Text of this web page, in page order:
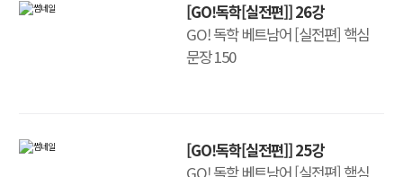
[GO!독학[실전편]] 26강
GO! 독학 베트남어 [실전편] 핵심
문장 150
[GO!독학[실전편]] 25강
GO! 독학 베트남어 [실전편] 핵심